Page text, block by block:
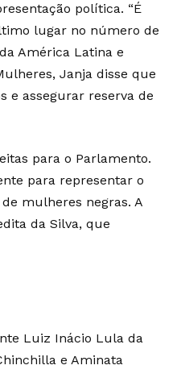
política. “É
lugar no número de
América Latina e
Janja disse que
e assegurar reserva de
para o Parlamento.
para representar o
mulheres negras. A
da Silva, que
Luiz Inácio Lula da
e Aminata